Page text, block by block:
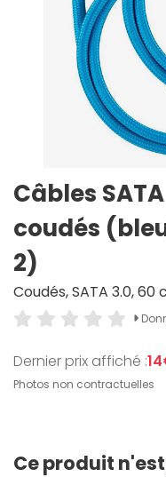
Câbles
coudés
2)
Coudés, SATA 3.0,
Dernier prix affiché :
Photos non contractuelles
Ce produit